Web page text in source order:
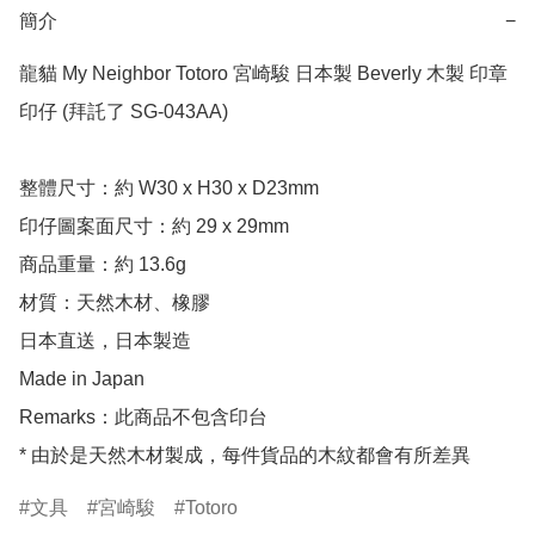
簡介 −
龍貓 My Neighbor Totoro 宮崎駿 日本製 Beverly 木製 印章
印仔 (拜託了 SG-043AA)
整體尺寸：約 W30 x H30 x D23mm
印仔圖案面尺寸：約 29 x 29mm
商品重量：約 13.6g
材質：天然木材、橡膠
日本直送，日本製造
Made in Japan
Remarks：此商品不包含印台
* 由於是天然木材製成，每件貨品的木紋都會有所差異
文具 宮崎駿 Totoro